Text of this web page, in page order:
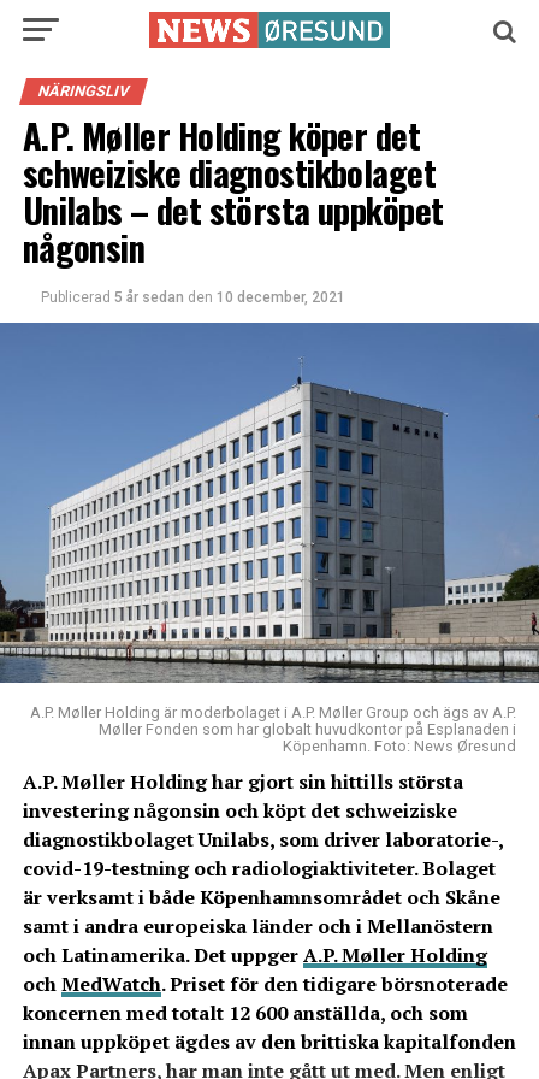
NÄRINGSLIV
A.P. Møller Holding köper det
schweiziske diagnostikbolaget
Unilabs – det största uppköpet
någonsin
Publicerad 5 år sedan den 10 december, 2021
A.P. Møller Holding är moderbolaget i A.P. Møller Group och ägs av A.P.
Møller Fonden som har globalt huvudkontor på Esplanaden i
Köpenhamn. Foto: News Øresund
A.P. Møller Holding har gjort sin hittills största
investering någonsin och köpt det schweiziske
diagnostikbolaget Unilabs, som driver laboratorie-,
covid-19-testning och radiologiaktiviteter. Bolaget
är verksamt i både Köpenhamnsområdet och Skåne
samt i andra europeiska länder och i Mellanöstern
och Latinamerika. Det uppgerA.P. Møller Holding
ochMedWatch. Priset för den tidigare börsnoterade
koncernen med totalt 12 600 anställda, och som
innan uppköpet ägdes av den brittiska kapitalfonden
Apax Partners, har man inte gått ut med. Men enligt